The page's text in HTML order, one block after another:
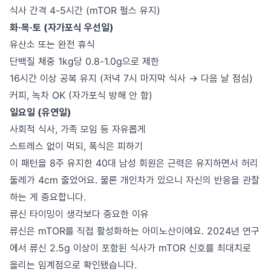
식사 간격 4-5시간 (mTOR 펄스 유지)
화·목·토 (자가포식 우선일)
유산소 또는 완전 휴식
단백질 체중 1kg당 0.8-1.0g으로 제한
16시간 이상 공복 유지 (저녁 7시 마지막 식사 → 다음 날 점심)
커피, 녹차 OK (자가포식 방해 안 함)
일요일 (유연일)
사회적 식사, 가족 모임 등 자유롭게
스트레스 없이 먹되, 폭식은 피하기
이 패턴을 8주 유지한 40대 남성 회원은 근력은 유지하면서 허리
둘레가 4cm 줄었어요. 물론 개인차가 있으니 자신의 반응을 관찰
하는 게 중요합니다.
류신 타이밍이 생각보다 중요한 이유
류신은 mTOR를 직접 활성화하는 아미노산이에요. 2024년 연구
에서 류신 2.5g 이상이 포함된 식사가 mTOR 신호를 최대치로
올리는 임계점으로 확인됐습니다.